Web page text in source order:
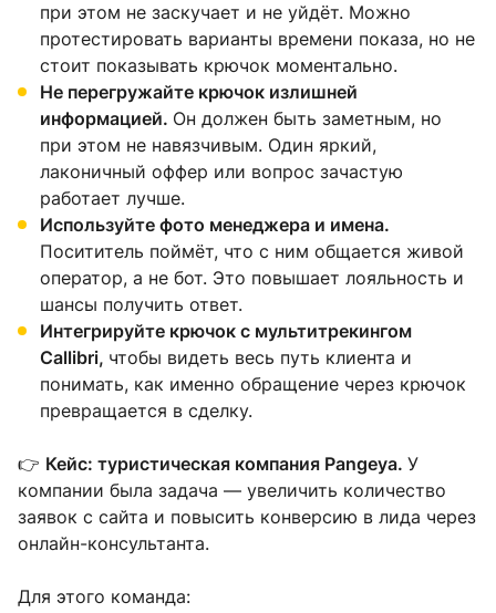
при этом не заскучает и не уйдёт. Можно
протестировать варианты времени показа, но не
стоит показывать крючок моментально.
Не перегружайте крючок излишней
информацией. Он должен быть заметным, но
при этом не навязчивым. Один яркий,
лаконичный оффер или вопрос зачастую
работает лучше.
Используйте фото менеджера и имена.
Посититель поймёт, что с ним общается живой
оператор, а не бот. Это повышает лояльность и
шансы получить ответ.
Интегрируйте крючок с мультитрекингом
Callibri, чтобы видеть весь путь клиента и
понимать, как именно обращение через крючок
превращается в сделку.
👉 Кейс: туристическая компания Pangeya. У
компании была задача — увеличить количество
заявок с сайта и повысить конверсию в лида через
онлайн-консультанта.
Для этого команда: